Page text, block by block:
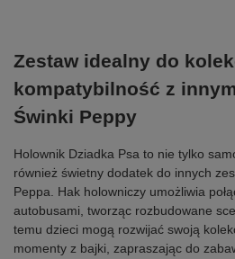
Zestaw idealny do
kompatybilność z
Świnki Peppy
Holownik Dziadka Psa to nie tylko
również świetny dodatek do innych
Peppa. Hak holowniczy umożliwia
autobusami, tworząc rozbudowane
temu dzieci mogą rozwijać swoją
momenty z bajki, zapraszając do